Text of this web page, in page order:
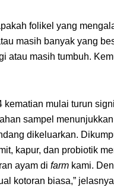
folikel yang
masih banyak yang
atau masih tumbuh.
mulai turun
sampel
dikeluarkan.
kapur, dan probiotik
ayam di farm kami.
kotoran biasa,”